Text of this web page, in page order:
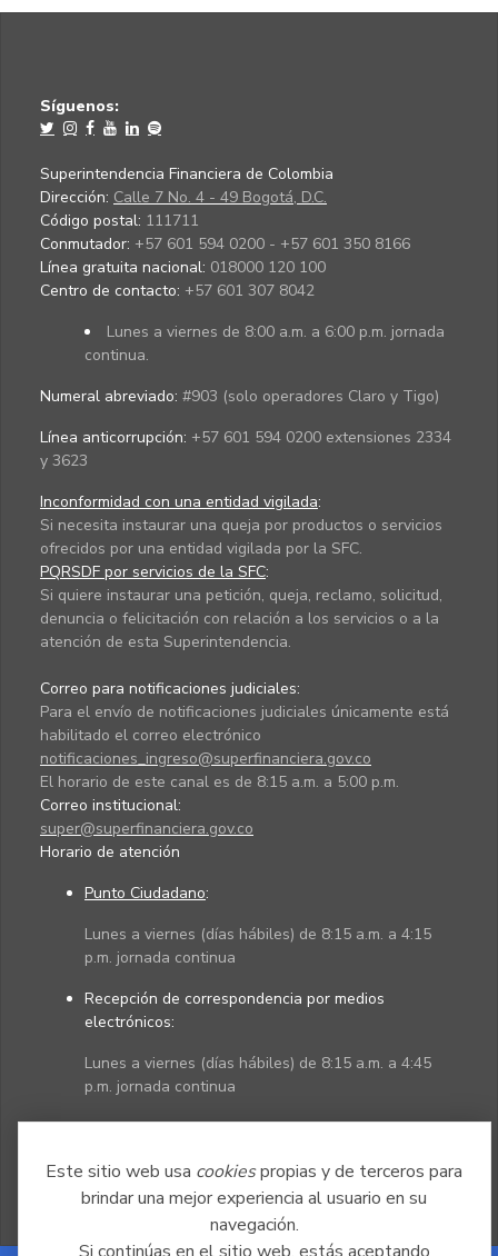
Este sitio web usa cookiespropias y de terceros para
brindar una mejor experiencia al usuario en su
navegación.
Síguenos:
Superintendencia Financiera de Colombia
Dirección: Calle 7 No. 4 - 49 Bogotá, D.C.
Código postal: 111711
Conmutador: +57 601 594 0200 - +57 601 350 8166
Línea gratuita nacional: 018000 120 100
Centro de contacto: +57 601 307 8042
Lunes a viernes de 8:00 a.m. a 6:00 p.m. jornada
continua.
Numeral abreviado: #903 (solo operadores Claro y Tigo)
Línea anticorrupción: +57 601 594 0200 extensiones 2334
y 3623
Inconformidad con una entidad vigilada:
Si necesita instaurar una queja por productos o servicios
ofrecidos por una entidad vigilada por la SFC.
PQRSDF por servicios de la SFC:
Si quiere instaurar una petición, queja, reclamo, solicitud,
denuncia o felicitación con relación a los servicios o a la
atención de esta Superintendencia.
Correo para notificaciones judiciales:
Para el envío de notificaciones judiciales únicamente está
habilitado el correo electrónico
notificaciones_ingreso@superfinanciera.gov.co
El horario de este canal es de 8:15 a.m. a 5:00 p.m.
Correo institucional:
super@superfinanciera.gov.co
Horario de atención
Punto Ciudadano:
Lunes a viernes (días hábiles) de 8:15 a.m. a 4:15
p.m. jornada continua
Recepción de correspondencia por medios
electrónicos:
Lunes a viernes (días hábiles) de 8:15 a.m. a 4:45
p.m. jornada continua